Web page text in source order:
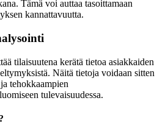
Tämä voi auttaa tasoittamaan
kannattavuutta.
tilaisuutena kerätä tietoa asiakkaiden
Näitä tietoja voidaan sitten
tehokkaampien
tulevaisuudessa.